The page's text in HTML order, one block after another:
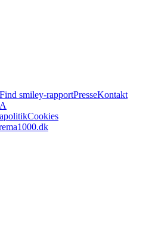
Find smiley-rapportPresseKontakt
Cookies